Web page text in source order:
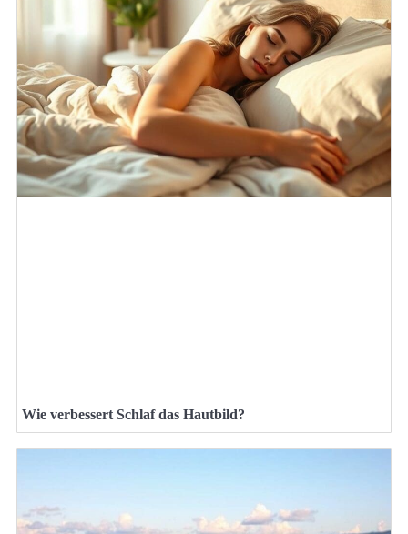
Wie verbessert Schlaf das Hautbild?